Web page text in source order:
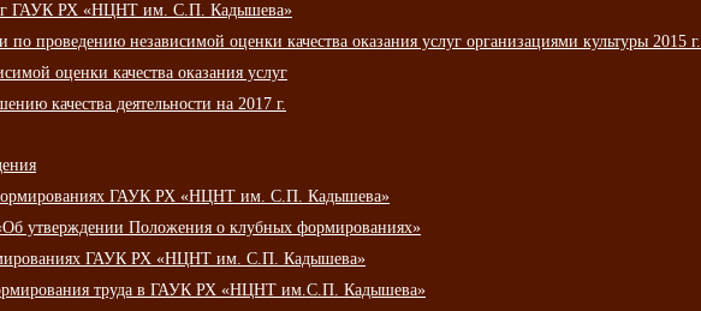
ГАУК РХ «НЦНТ им. С.П. Кадышева»
по проведению независимой оценки качества оказания услуг организациями культуры 2015 г.
оценки качества оказания услуг
качества деятельности на 2017 г.
ГАУК РХ «НЦНТ им. С.П. Кадышева»
утверждении Положения о клубных формированиях»
ГАУК РХ «НЦНТ им. С.П. Кадышева»
труда в ГАУК РХ «НЦНТ им.С.П. Кадышева»